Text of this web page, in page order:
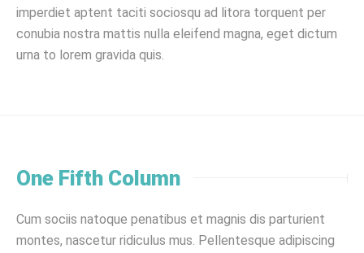
imperdiet aptent taciti sociosqu ad litora torquent per
conubia nostra mattis nulla eleifend magna, eget dictum
urna to lorem gravida quis.
One Fifth Column
Cum sociis natoque penatibus et magnis dis parturient
montes, nascetur ridiculus mus. Pellentesque adipiscing